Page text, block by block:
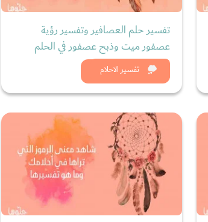
تفسير الاحلام
تفسير حلم العصافير وتفسير رؤية
عصفور ميت وذبح عصفور في الحلم
شاهد الان